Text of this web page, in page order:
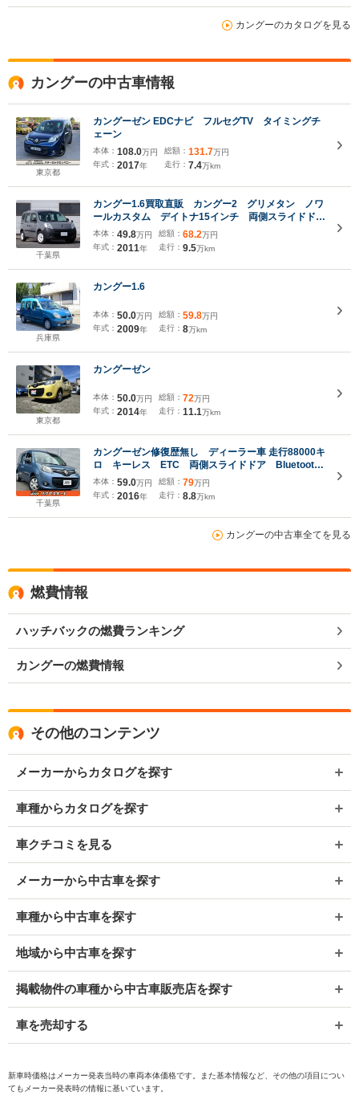
カングーのカタログを見る
カングーの中古車情報
東京都
カングーゼン EDCナビ フルセグTV タイミングチ
ェーン
本体： 108.0万円
年式： 2017年
総額： 131.7万円
走行： 7.4万km
千葉県
カングー1.6買取直販 カングー2 グリメタン ノワ
ールカスタム デイトナ15インチ 両側スライドド
ア ダブルバックドア 社外ナビ TV Bカメラ
ETC 前後ドラレコ キーレス ATソレノイト交換
本体： 49.8万円
年式： 2011年
総額： 68.2万円
走行： 9.5万km
兵庫県
カングー1.6
本体： 50.0万円
年式： 2009年
総額： 59.8万円
走行： 8万km
東京都
カングーゼン
本体： 50.0万円
年式： 2014年
総額： 72万円
走行： 11.1万km
千葉県
カングーゼン修復歴無し ディーラー車 走行88000キ
ロ キーレス ETC 両側スライドドア Bluetooth
接続可
本体： 59.0万円
年式： 2016年
総額： 79万円
走行： 8.8万km
カングーの中古車全てを見る
燃費情報
ハッチバックの燃費ランキング
カングーの燃費情報
その他のコンテンツ
メーカーからカタログを探す
車種からカタログを探す
車クチコミを見る
メーカーから中古車を探す
車種から中古車を探す
地域から中古車を探す
掲載物件の車種から中古車販売店を探す
車を売却する
新車時価格はメーカー発表当時の車両本体価格です。また基本情報など、その他の項目につい
てもメーカー発表時の情報に基いています。